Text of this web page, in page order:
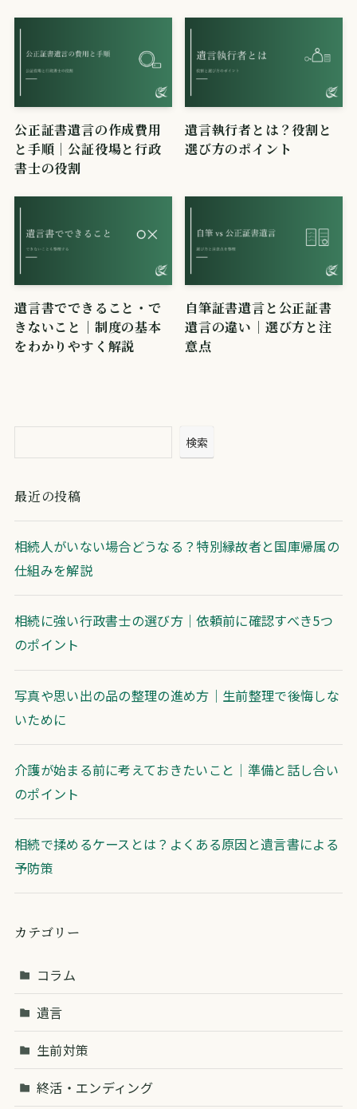
公正証書遺言の作成費用
と手順｜公証役場と行政
書士の役割
遺言執行者とは？役割と
選び方のポイント
遺言書でできること・で
きないこと｜制度の基本
をわかりやすく解説
自筆証書遺言と公正証書
遺言の違い｜選び方と注
意点
検索
最近の投稿
相続人がいない場合どうなる？特別縁故者と国庫帰属の
仕組みを解説
相続に強い行政書士の選び方｜依頼前に確認すべき5つ
のポイント
写真や思い出の品の整理の進め方｜生前整理で後悔しな
いために
介護が始まる前に考えておきたいこと｜準備と話し合い
のポイント
相続で揉めるケースとは？よくある原因と遺言書による
予防策
カテゴリー
コラム
遺言
生前対策
終活・エンディング